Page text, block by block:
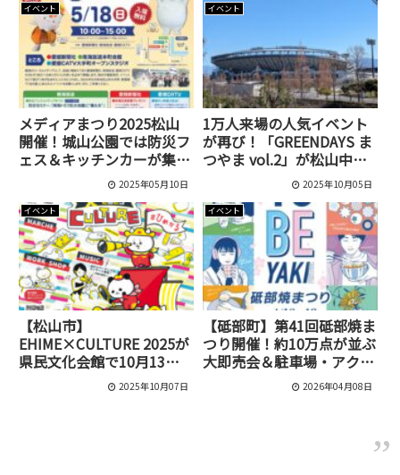
21日と22日に開催
イベント
メディアまつり2025松山
開催！城山公園では防災フ
ェス＆キッチンカーが集
結！藤井キャスター講演情
2025年05月10日
イベント
1万人来場の人気イベント
が再び！「GREENDAYS ま
つやま vol.2」が松山中央
公園で開催決定！2025年10月05日
イベント
【松山市】
EHIME×CULTURE 2025が
県民文化会館で10月13日
に開催！約100店舗のマル
シェや音楽ライブも！
2025年10月07日
イベント
【砥部町】第41回砥部焼ま
つり開催！約10万点が並ぶ
大即売会＆駐車場・アクセ
2026年04月08日